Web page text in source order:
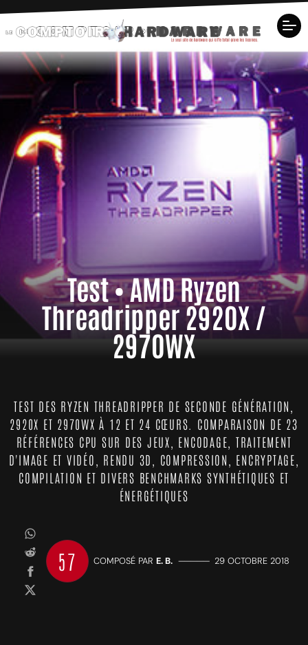
Test • AMD Ryzen
Threadripper 2920X /
2970WX
TEST DES RYZEN THREADRIPPER DE SECONDE GÉNÉRATION,
2920X ET 2970WX À 12 ET 24 CŒURS. COMPARAISON DE 23
RÉFÉRENCES CPU SUR DES JEUX, ENCODAGE, TRAITEMENT
D'IMAGE ET VIDÉO, RENDU 3D, COMPRESSION, ENCRYPTAGE,
COMPILATION ET DIVERS BENCHMARKS SYNTHÉTIQUES ET
ÉNERGÉTIQUES
57 COMPOSÉ PAR E. B. ————— 29 OCTOBRE 2018